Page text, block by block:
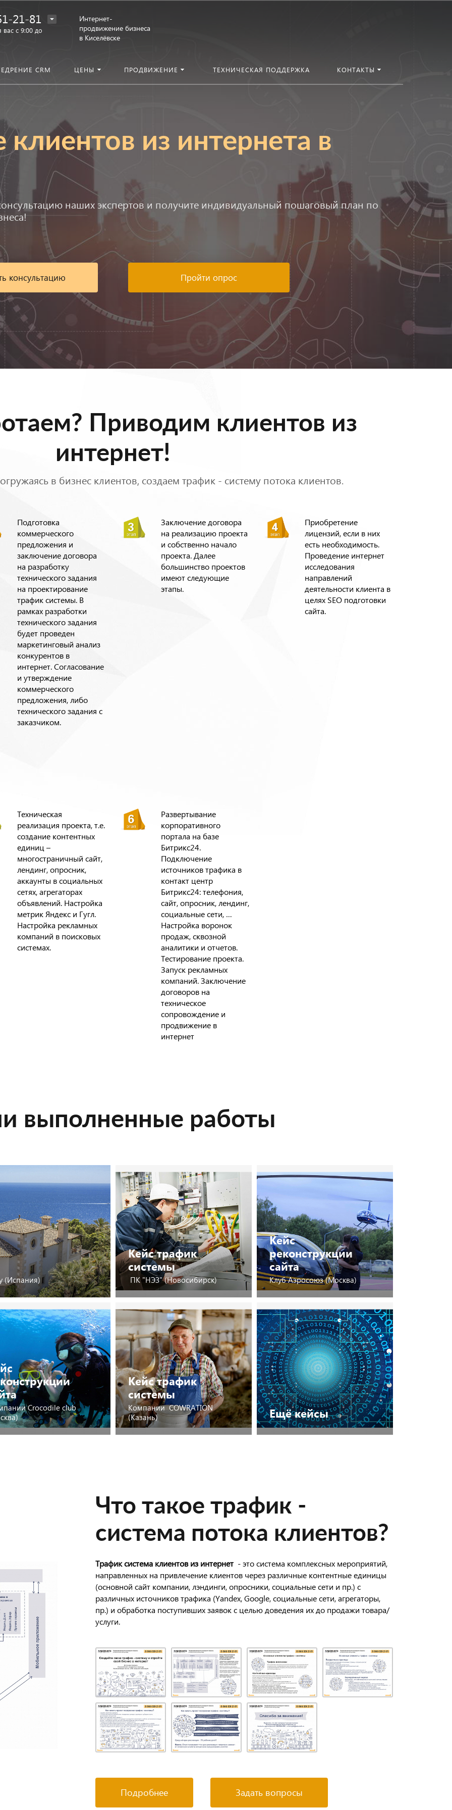
21-81
вас с 9:00 до
Интернет-
продвижение бизнеса
в Киселёвске
CRM ЦЕНЫ ПРОДВИЖЕНИЕ ТЕХНИЧЕСКАЯ ПОДДЕРЖКА КОНТАКТЫ
из интернета в
наших экспертов и получите индивидуальный пошаговый план по
консультацию Пройти опрос
Приводим клиентов из
интернет!
в бизнес клиентов, создаем трафик - систему потока клиентов.
Подготовка
коммерческого
предложения и
заключение договора
на разработку
технического задания
на проектирование
трафик системы. В
рамках разработки
технического задания
будет проведен
маркетинговый анализ
конкурентов в
интернет. Согласование
и утверждение
коммерческого
предложения, либо
технического задания с
заказчиком.
Заключение договора
на реализацию проекта
и собственно начало
проекта. Далее
большинство проектов
имеют следующие
этапы.
Приобретение
лицензий, если в них
есть необходимость.
Проведение интернет
исследования
направлений
деятельности клиента в
целях SEO подготовки
сайта.
Техническая
реализация проекта, т.е.
создание контентных
единиц –
многостраничный сайт,
лендинг, опросник,
аккаунты в социальных
сетях, агрегаторах
объявлений. Настройка
метрик Яндекс и Гугл.
Настройка рекламных
компаний в поисковых
системах.
Развертывание
корпоративного
портала на базе
Битрикс24.
Подключение
источников трафика в
контакт центр
Битрикс24: телефония,
сайт, опросник, лендинг,
социальные сети, …
Настройка воронок
продаж, сквозной
аналитики и отчетов.
Тестирование проекта.
Запуск рекламных
компаний. Заключение
договоров на
техническое
сопровождение и
продвижение в
интернет
выполненные работы
(Испания)
Кейс трафик
системы
ПК "НЭЗ" (Новосибирск)
Посмотреть
Кейс
реконструкции
сайта
Клуб Аэросоюз (Москва)
Посмотреть
Crocodile club
Кейс трафик
системы
Компании COWRATION
(Казань)
Ещё кейсы
Что такое трафик -
система потока клиентов?
Трафик система клиентов из интернет - это система комплексных мероприятий,
направленных на привлечение клиентов через различные контентные единицы
(основной сайт компании, лэндинги, опросники, социальные сети и пр.) с
различных источников трафика (Yandex, Google, социальные сети, агрегаторы,
пр.) и обработка поступивших заявок с целью доведения их до продажи товара/
услуги.
Подробнее Задать вопросы